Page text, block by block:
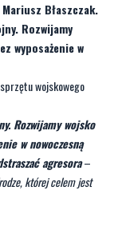
Błaszczak.
Rozwijamy
wyposażenie w
wojskowego
Rozwijamy wojsko
w nowoczesną
agresora–
której celem jest